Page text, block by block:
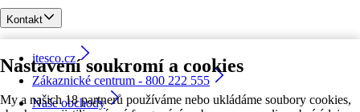
Nastavení soukromí a cookies
My a našich 18 partnerů používáme nebo ukládáme soubory cookies,
Kontakt
itesco.cz
Zákaznické centrum - 800 222 555
Naše obchody